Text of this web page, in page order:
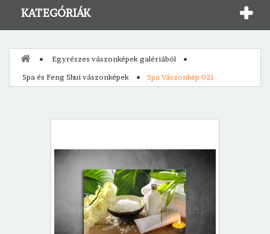
KATEGÓRIÁK
Egyrészes vászonképek galériából
Spa és Feng Shui vászonképek
Spa Vászonkép 021